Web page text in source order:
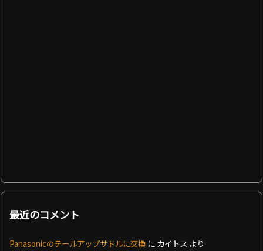
最近のコメント
Panasonicのテールアップサドルに交換 に カイトス より